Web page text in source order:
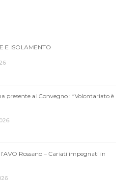
E ISOLAMENTO
presente al Convegno : “Volontariato è
Rossano – Cariati impegnati in